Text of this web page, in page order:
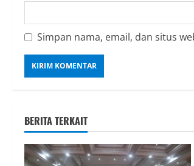
Simpan nama, email, dan situs
BERITA TERKAIT